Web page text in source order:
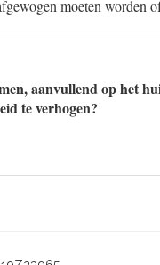
moeten worden
aanvullend op het
te verhogen?